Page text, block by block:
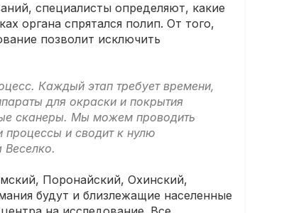
специалисты определяют, какие
органа спрятался полип. От того,
позволит исключить
Каждый этап требует времени,
для окраски и покрытия
сканеры. Мы можем проводить
процессы и сводит к нулю
Поронайский, Охинский,
будут и близлежащие населенные